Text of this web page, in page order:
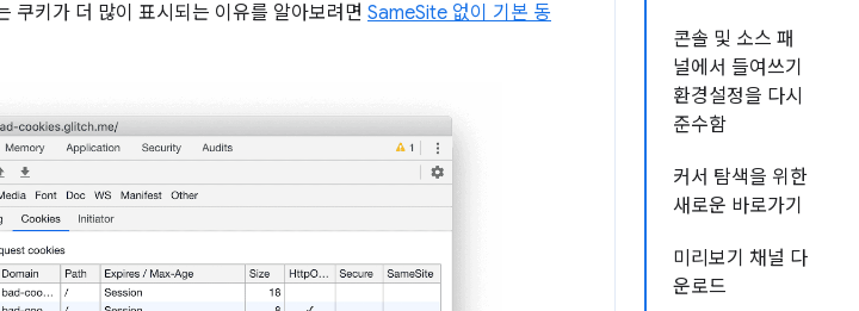
콘솔 및 소스 패
널에서 들여쓰기
환경설정을 다시
준수함
커서 탐색을 위한
새로운 바로가기
미리보기 채널 다
운로드
쿠키가 더 많이 표시되는 이유를 알아보려면 SameSite 없이 기본 동